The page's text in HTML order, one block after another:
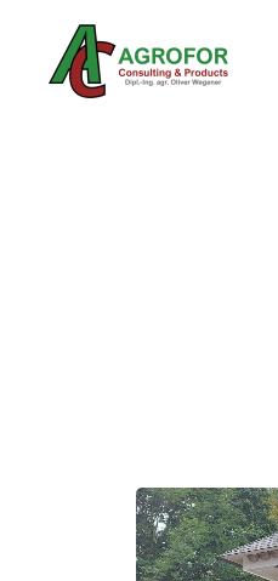
Zum Hauptinhalt springen